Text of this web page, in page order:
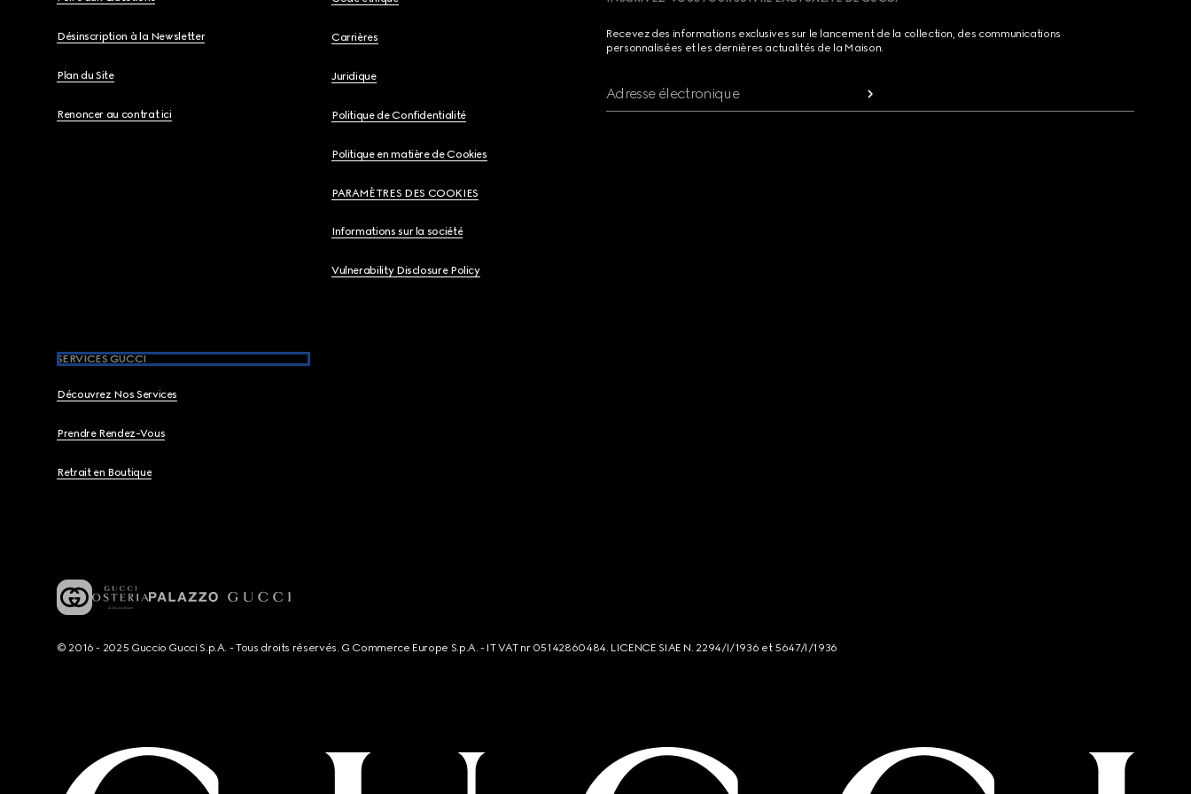
Désinscription à la Newsletter
Plan du Site
Renoncer au contrat ici
Carrières
Juridique
Politique de Confidentialité
Politique en matière de Cookies
PARAMÈTRES DES COOKIES
Informations sur la société
Vulnerability Disclosure Policy
SERVICES GUCCI
Découvrez Nos Services
Prendre Rendez-Vous
Retrait en Boutique
Recevez des informations exclusives sur le lancement de la collection, des communications
personnalisées et les dernières actualités de la Maison.
Adresse électronique
© 2016 - 2025 Guccio Gucci S.p.A. - Tous droits réservés. G Commerce Europe S.p.A. - IT VAT nr 05142860484. LICENCE SIAE N. 2294/I/1936 et 5647/I/1936